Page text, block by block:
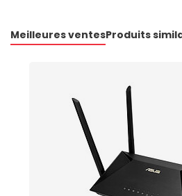
Meilleures ventesProduits